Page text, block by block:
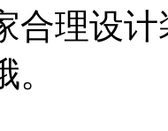
合理设